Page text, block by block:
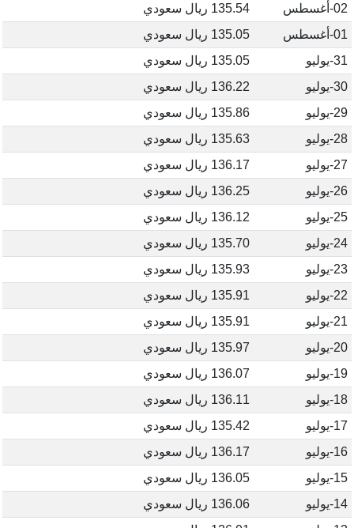
02-أغسطس
135.54 ريال سعودي
01-أغسطس
135.05 ريال سعودي
31-يوليو
135.05 ريال سعودي
30-يوليو
136.22 ريال سعودي
29-يوليو
135.86 ريال سعودي
28-يوليو
135.63 ريال سعودي
27-يوليو
136.17 ريال سعودي
26-يوليو
136.25 ريال سعودي
25-يوليو
136.12 ريال سعودي
24-يوليو
135.70 ريال سعودي
23-يوليو
135.93 ريال سعودي
22-يوليو
135.91 ريال سعودي
21-يوليو
135.91 ريال سعودي
20-يوليو
135.97 ريال سعودي
19-يوليو
136.07 ريال سعودي
18-يوليو
136.11 ريال سعودي
17-يوليو
135.42 ريال سعودي
16-يوليو
136.17 ريال سعودي
15-يوليو
136.05 ريال سعودي
14-يوليو
136.06 ريال سعودي